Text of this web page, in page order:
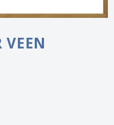
VEEN